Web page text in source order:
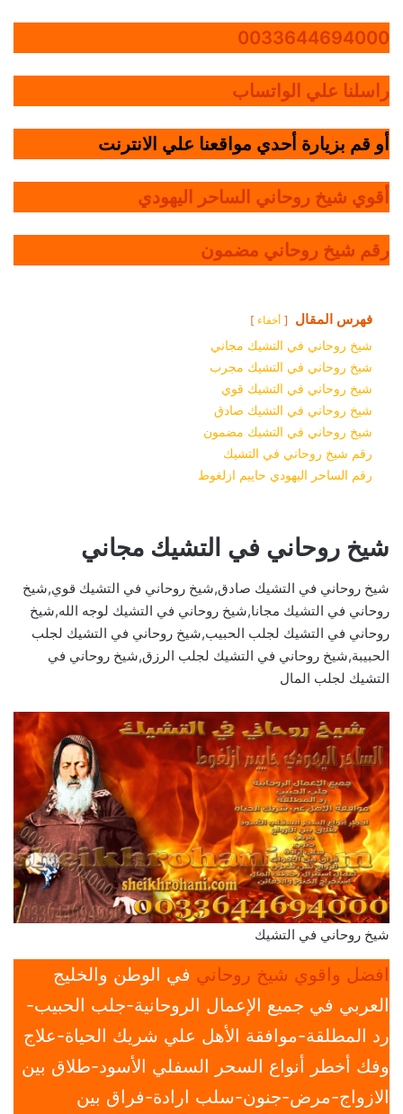
0033644694000
راسلنا علي الواتساب
أو قم بزيارة أحدي مواقعنا علي الانترنت
أقوي شيخ روحاني الساحر اليهودي
رقم شيخ روحاني مضمون
فهرس المقال أخفاء
شيخ روحاني في التشيك مجاني
شيخ روحاني في التشيك مجرب
شيخ روحاني في التشيك قوي
شيخ روحاني في التشيك صادق
شيخ روحاني في التشيك مضمون
رقم شيخ روحاني في التشيك
رقم الساحر اليهودي حاييم ازلغوط
شيخ روحاني في التشيك مجاني
شيخ روحاني في التشيك صادق,شيخ روحاني في التشيك قوي,شيخ
روحاني في التشيك مجانا,شيخ روحاني في التشيك لوجه الله,شيخ
روحاني في التشيك لجلب الحبيب,شيخ روحاني في التشيك لجلب
الحبيبة,شيخ روحاني في التشيك لجلب الرزق,شيخ روحاني في
التشيك لجلب المال
شيخ روحاني في التشيك
افضل واقوي شيخ روحاني في الوطن والخليج
العربي في جميع الإعمال الروحانية-جلب الحبيب-
رد المطلقة-موافقة الأهل علي شريك الحياة-علاج
وفك أخطر أنواع السحر السفلي الأسود-طلاق بين
الازواج-مرض-جنون-سلب ارادة-فراق بين